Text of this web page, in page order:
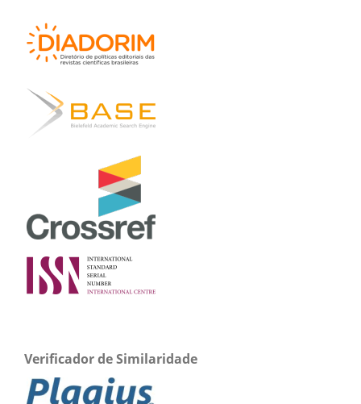
Verificador de Similaridade